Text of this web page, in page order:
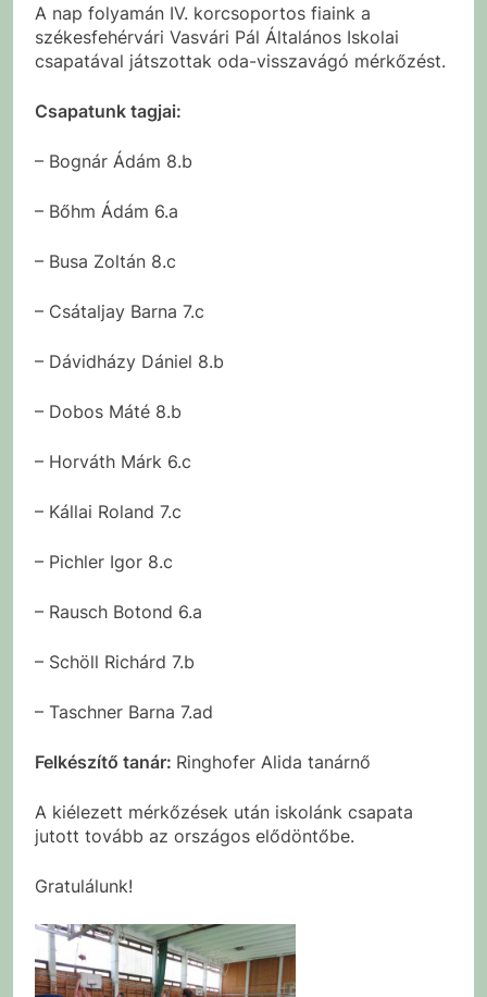
A nap folyamán IV. korcsoportos fiaink a
székesfehérvári Vasvári Pál Általános Iskolai
csapatával játszottak oda-visszavágó mérkőzést.
Csapatunk tagjai:
– Bognár Ádám 8.b
– Bőhm Ádám 6.a
– Busa Zoltán 8.c
– Csátaljay Barna 7.c
– Dávidházy Dániel 8.b
– Dobos Máté 8.b
– Horváth Márk 6.c
– Kállai Roland 7.c
– Pichler Igor 8.c
– Rausch Botond 6.a
– Schöll Richárd 7.b
– Taschner Barna 7.ad
Felkészítő tanár: Ringhofer Alida tanárnő
A kiélezett mérkőzések után iskolánk csapata
jutott tovább az országos elődöntőbe.
Gratulálunk!